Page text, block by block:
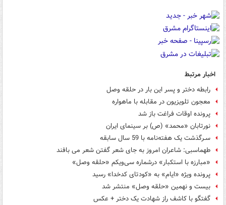
اخبار مرتبط
رابطه دختر و پسر این بار در حلقه وصل
معجون تلويزيون در مقابله با ماهواره
پرونده اوقات فراغت باز شد
نورتابان «محمد» (ص) بر سینمای ایران
سـرگذشت یک هفته‌نامه با 59 سال سابقه
طهماسبی: شاعران امروز به جای شعر گفتن شعر می بافند
«مبارزه با استکبار» درشماره سی‌ویکم «حلقه وصل»
پرونده ویژه‌ «ایام» به «کودتای کدخدا» رسید
بیست و نهمین «حلقه وصل» منتشر شد
گفتگو با کاشف راز شهادت یک دختر + عکس